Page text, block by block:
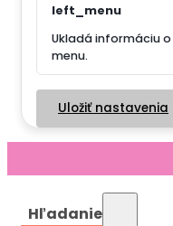
left_menu
Ukladá informáciu
menu.
Uložiť nastavenia
Hľadanie